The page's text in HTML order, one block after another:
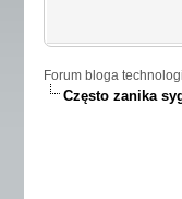
Forum bloga
Często zanika